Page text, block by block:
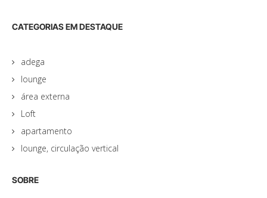
CATEGORIAS EM DESTAQUE
adega
lounge
área externa
Loft
apartamento
lounge, circulação vertical
SOBRE